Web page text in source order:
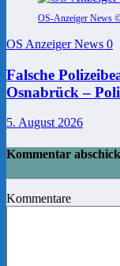
OS-Anzeiger News
OS Anzeiger News 0
Falsche
Osnabrück –
5. August 2026
Kommentar
Kommentare